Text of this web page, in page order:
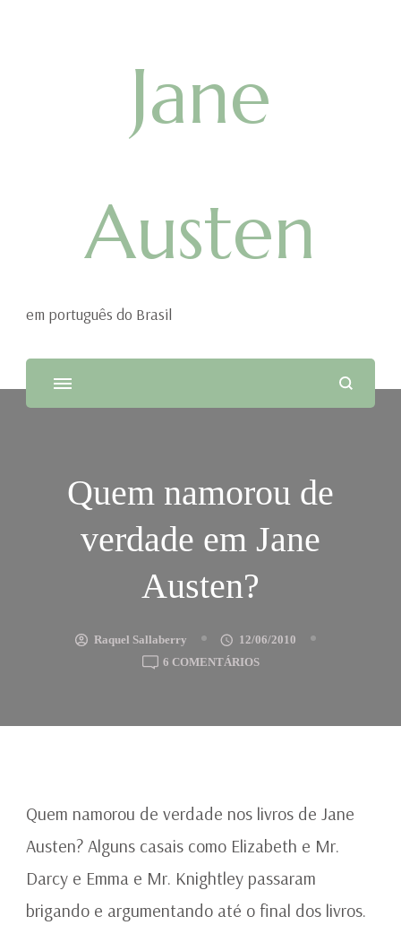
Jane
Austen
em português do Brasil
Quem namorou de
verdade em Jane
Austen?
Raquel Sallaberry
12/06/2010
6 COMENTÁRIOSEM
DE
AUSTEN?
Quem namorou de verdade nos livros de Jane
Austen? Alguns casais como Elizabeth e Mr.
Darcy e Emma e Mr. Knightley passaram
brigando e argumentando até o final dos livros.